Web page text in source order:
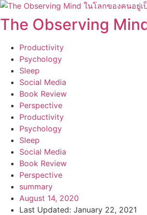
Skip
to
content
The Observing
Productivity
Psychology
Sleep
Social Media
Book Review
Perspective
Productivity
Psychology
Sleep
Social Media
Book Review
Perspective
summary
August 14, 2020
Last Updated: January 22, 2021